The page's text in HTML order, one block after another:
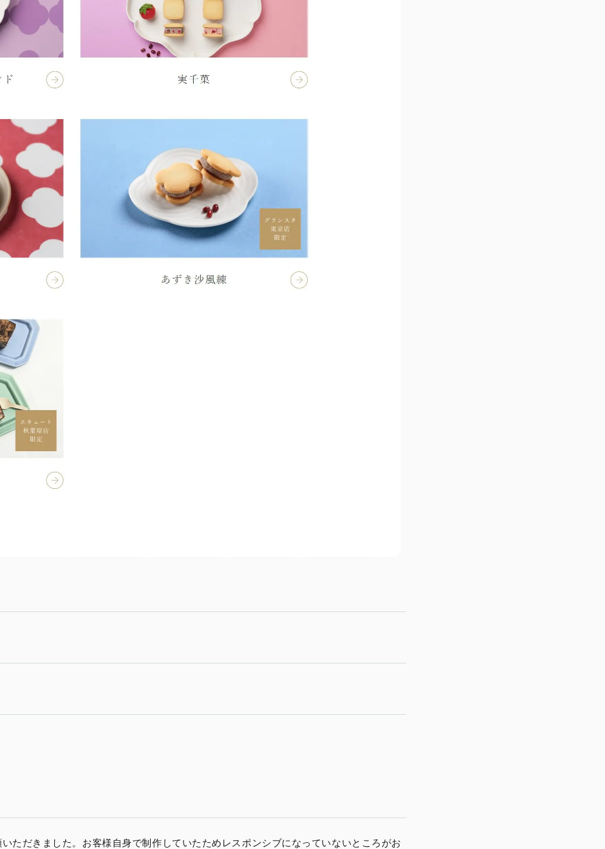
ただきました。お客様自身で制作していたためレスポンシブになっていないところがお